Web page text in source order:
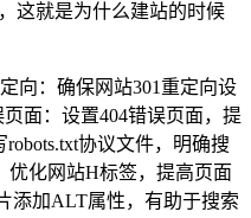
这就是为什么建站的时候
向：确保网站301重定向设
面：设置404错误页面，提
协议文件，明确搜
优化网站H标签，提高页面
添加ALT属性，有助于搜索